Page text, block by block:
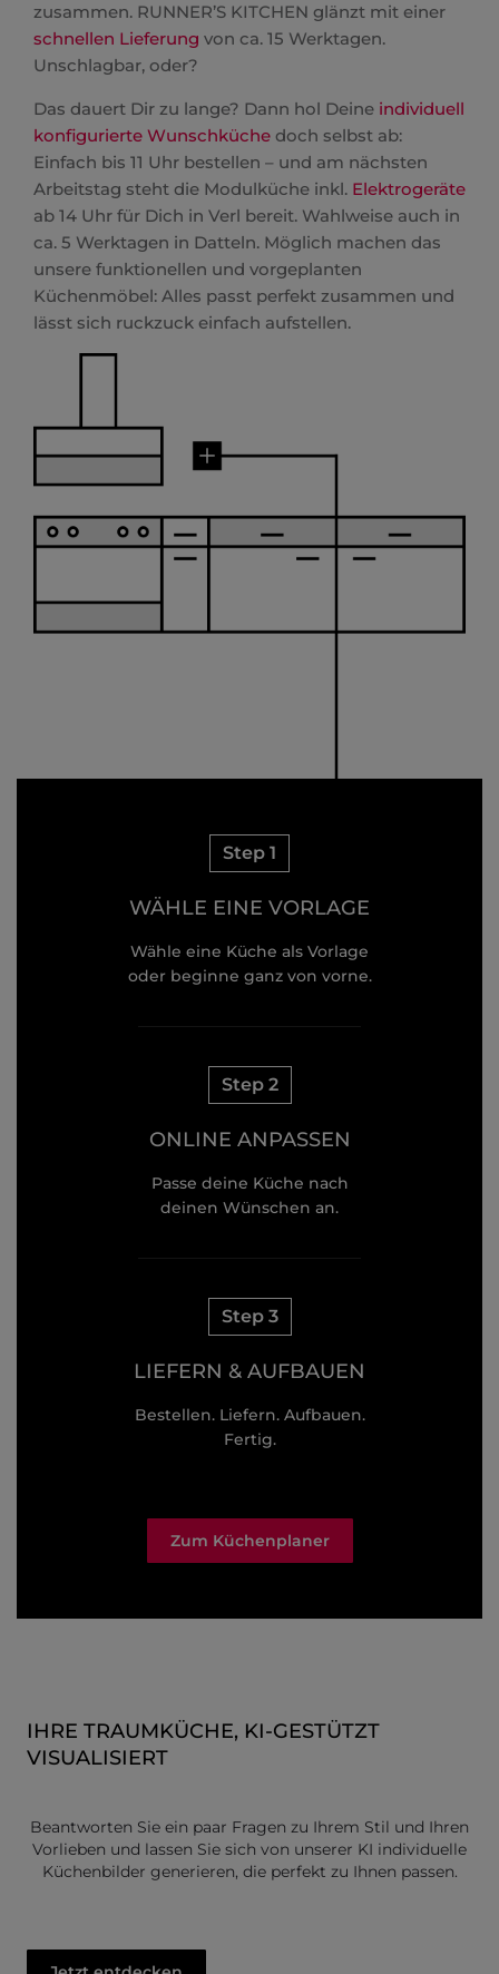
zusammen. RUNNER’S KITCHEN glänzt mit einer
schnellen Lieferung von ca. 15 Werktagen.
Unschlagbar, oder?
Das dauert Dir zu lange? Dann hol Deine individuell
konfigurierte Wunschküche doch selbst ab:
Einfach bis 11 Uhr bestellen – und am nächsten
Arbeitstag steht die Modulküche inkl. Elektrogeräte
ab 14 Uhr für Dich in Verl bereit. Wahlweise auch in
ca. 5 Werktagen in Datteln. Möglich machen das
unsere funktionellen und vorgeplanten
Küchenmöbel: Alles passt perfekt zusammen und
lässt sich ruckzuck einfach aufstellen.
Step 1
WÄHLE EINE VORLAGE
Wähle eine Küche als Vorlage
oder beginne ganz von vorne.
Step 2
ONLINE ANPASSEN
Passe deine Küche nach
deinen Wünschen an.
Step 3
LIEFERN & AUFBAUEN
Bestellen. Liefern. Aufbauen.
Fertig.
Zum Küchenplaner
IHRE TRAUMKÜCHE, KI-GESTÜTZT
VISUALISIERT
Beantworten Sie ein paar Fragen zu Ihrem Stil und Ihren
Vorlieben und lassen Sie sich von unserer KI individuelle
Küchenbilder generieren, die perfekt zu Ihnen passen.